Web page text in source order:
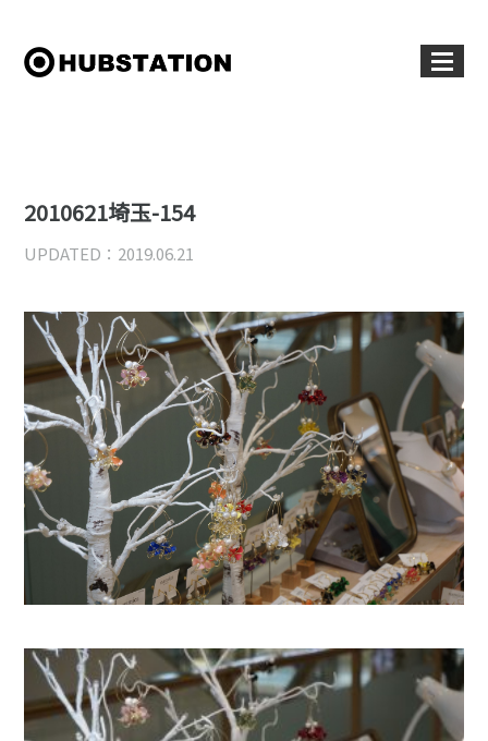
2010621埼玉-154
UPDATED：2019.06.21